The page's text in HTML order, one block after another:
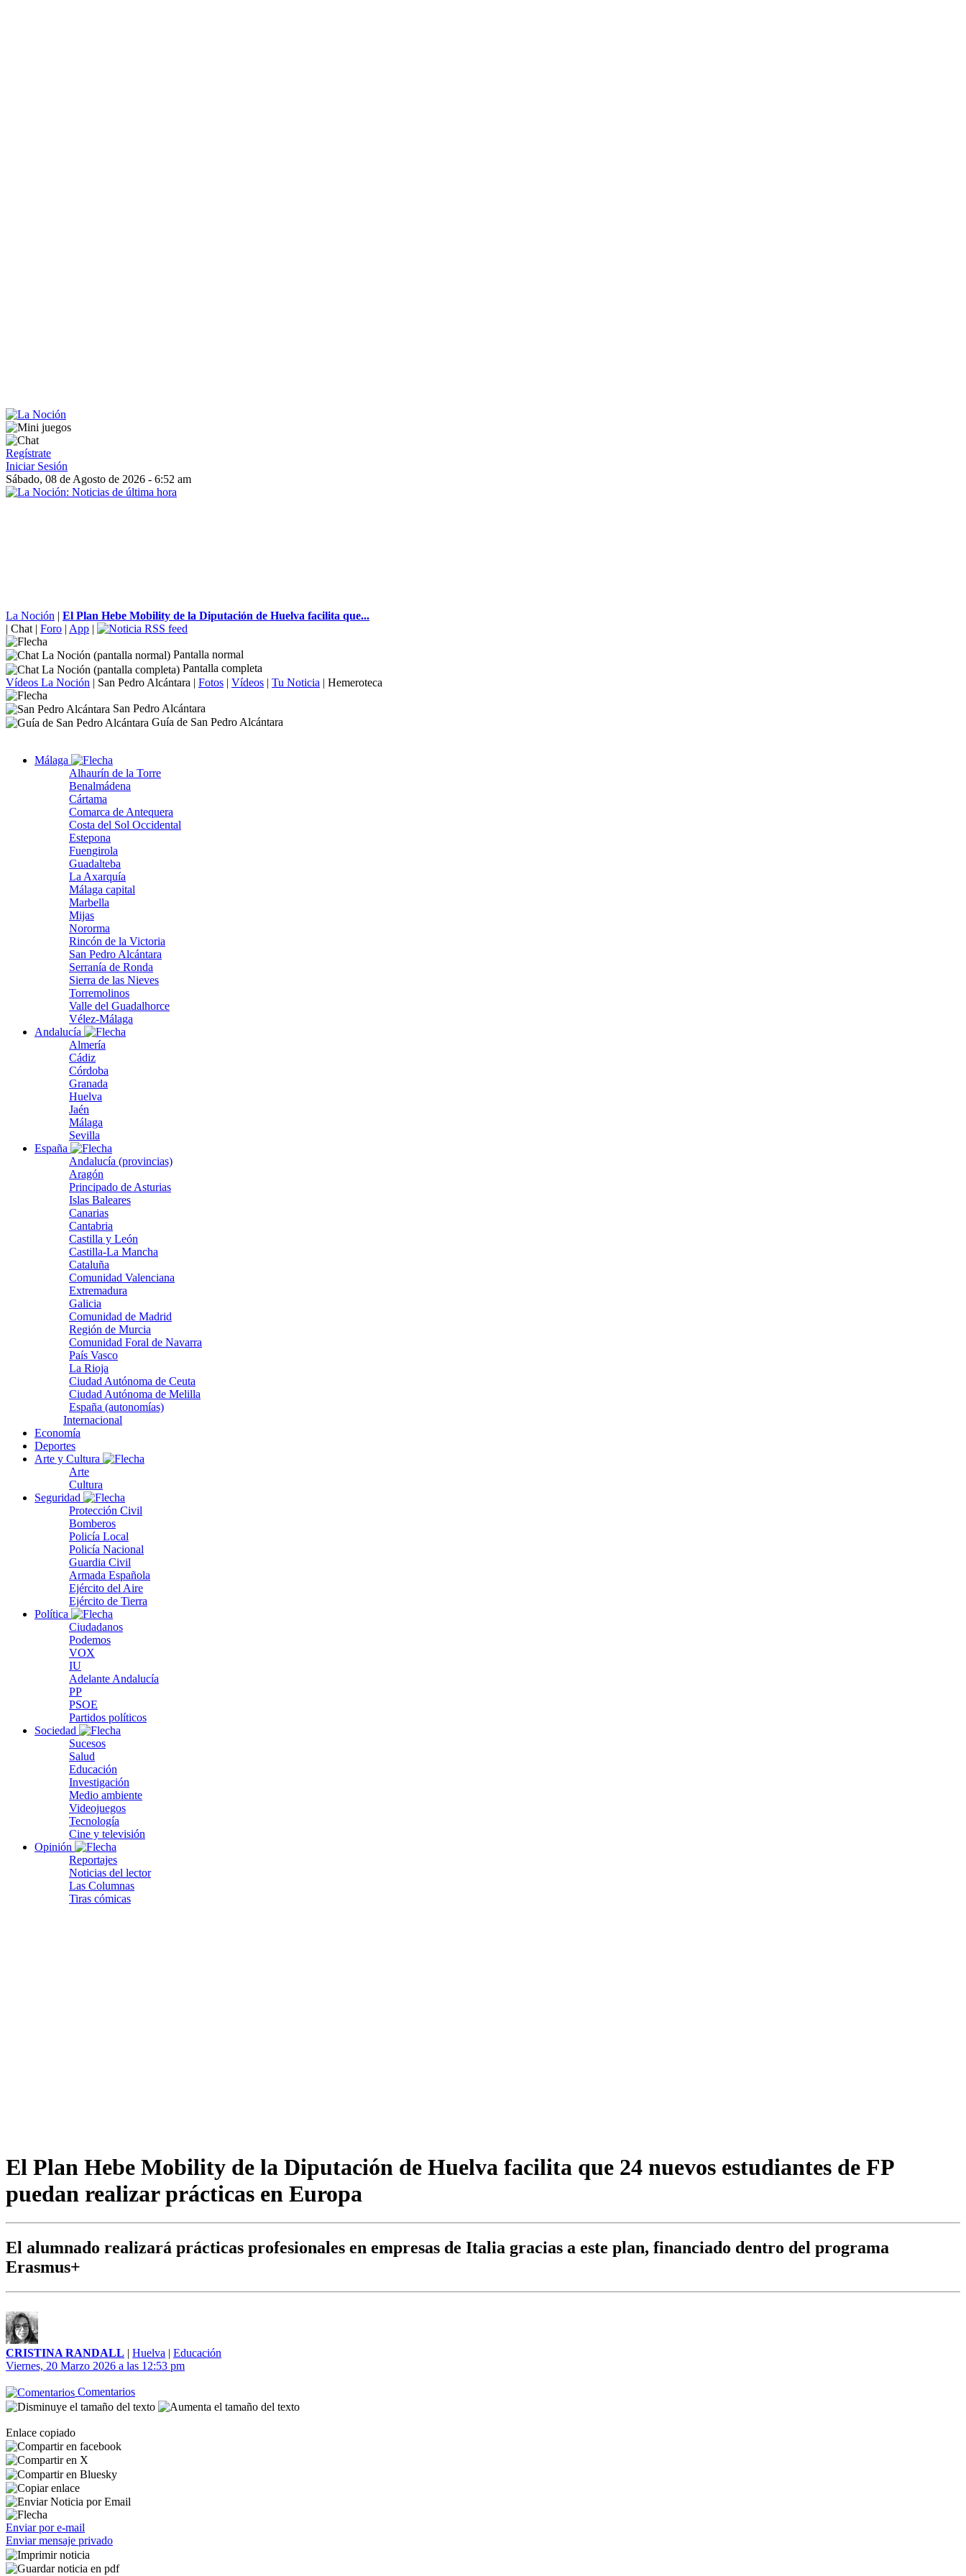
Regístrate
Iniciar Sesión
Sábado, 08 de Agosto de 2026 - 6:52 am
La Noción | El Plan Hebe Mobility de la Diputación de Huelva facilita que...
| Chat | Foro | App |
Pantalla normal
Pantalla completa
Vídeos La Noción | San Pedro Alcántara | Fotos | Vídeos | Tu Noticia | Hemeroteca
San Pedro Alcántara
Guía de San Pedro Alcántara
Málaga
Alhaurín de la Torre
Benalmádena
Cártama
Comarca de Antequera
Costa del Sol Occidental
Estepona
Fuengirola
Guadalteba
La Axarquía
Málaga capital
Marbella
Mijas
Nororma
Rincón de la Victoria
San Pedro Alcántara
Serranía de Ronda
Sierra de las Nieves
Torremolinos
Valle del Guadalhorce
Vélez-Málaga
Andalucía
Almería
Cádiz
Córdoba
Granada
Huelva
Jaén
Málaga
Sevilla
España
Andalucía (provincias)
Aragón
Principado de Asturias
Islas Baleares
Canarias
Cantabria
Castilla y León
Castilla-La Mancha
Cataluña
Comunidad Valenciana
Extremadura
Galicia
Comunidad de Madrid
Región de Murcia
Comunidad Foral de Navarra
País Vasco
La Rioja
Ciudad Autónoma de Ceuta
Ciudad Autónoma de Melilla
España (autonomías)
Internacional
Economía
Deportes
Arte y Cultura
Arte
Cultura
Seguridad
Protección Civil
Bomberos
Policía Local
Policía Nacional
Guardia Civil
Armada Española
Ejército del Aire
Ejército de Tierra
Política
Ciudadanos
Podemos
VOX
IU
Adelante Andalucía
PP
PSOE
Partidos políticos
Sociedad
Sucesos
Salud
Educación
Investigación
Medio ambiente
Videojuegos
Tecnología
Cine y televisión
Opinión
Reportajes
Noticias del lector
Las Columnas
Tiras cómicas
El Plan Hebe Mobility de la Diputación de Huelva facilita que 24 nuevos estudiantes de FP
puedan realizar prácticas en Europa
El alumnado realizará prácticas profesionales en empresas de Italia gracias a este plan, financiado dentro del programa
Erasmus+
CRISTINA RANDALL | Huelva | Educación
Viernes, 20 Marzo 2026 a las 12:53 pm
Comentarios
Enlace copiado
Enviar por e-mail
Enviar mensaje privado